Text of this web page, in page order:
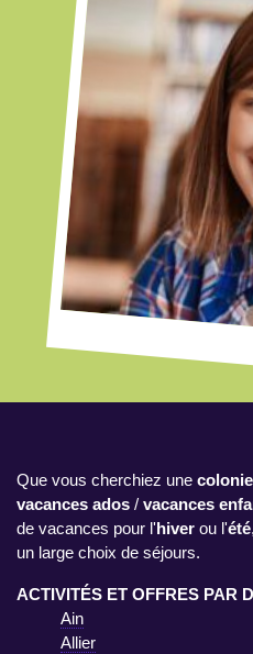
Que vous cherchiez une
vacances ados / vacances
de vacances pour l'hiver ou l'été
un large choix de séjours.
ACTIVITÉS ET OFFRES PAR
Ain
Allier